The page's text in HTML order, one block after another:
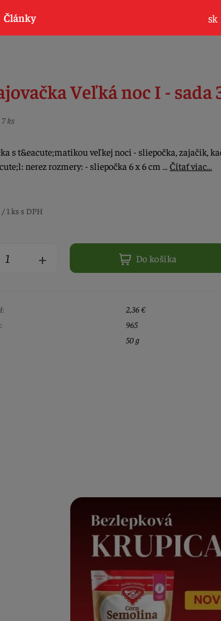
Veľká noc I - sada
ks
s t&eacute;matikou veľkej noci - sliepočka, zajačik,
nerez rozmery: - sliepočka 6 x 6 cm …Čítať viac…
/ 1 ks s DPH
+ Do košíka
2,36 €
965
50 g
Články sk